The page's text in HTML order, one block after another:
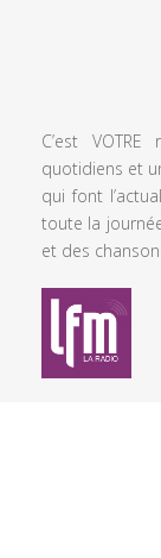
C’est
quotidiens et
qui font
toute la
et des